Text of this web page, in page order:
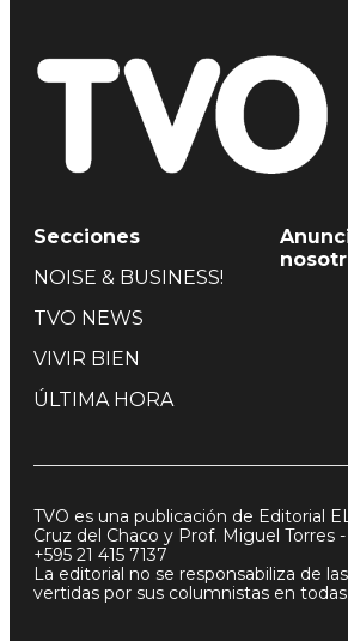
Secciones
NOISE & BUSINESS!
TVO NEWS
VIVIR BIEN
ÚLTIMA HORA
TVO es una publicación de Editorial
Cruz del Chaco y Prof. Miguel Torres
+595 21 415 7137
La editorial no se responsabiliza de
vertidas por sus columnistas en